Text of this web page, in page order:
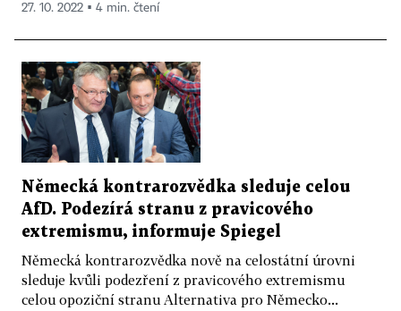
27. 10. 2022 ▪ 4 min. čtení
Německá kontrarozvědka sleduje celou
AfD. Podezírá stranu z pravicového
extremismu, informuje Spiegel
Německá kontrarozvědka nově na celostátní úrovni
sleduje kvůli podezření z pravicového extremismu
celou opoziční stranu Alternativa pro Německo...